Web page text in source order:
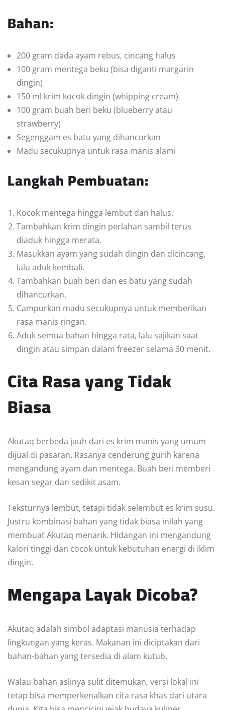
Bahan:
200 gram dada ayam rebus, cincang halus
100 gram mentega beku (bisa diganti margarin
dingin)
150 ml krim kocok dingin (whipping cream)
100 gram buah beri beku (blueberry atau
strawberry)
Segenggam es batu yang dihancurkan
Madu secukupnya untuk rasa manis alami
Langkah Pembuatan:
Kocok mentega hingga lembut dan halus.
Tambahkan krim dingin perlahan sambil terus
diaduk hingga merata.
Masukkan ayam yang sudah dingin dan dicincang,
lalu aduk kembali.
Tambahkan buah beri dan es batu yang sudah
dihancurkan.
Campurkan madu secukupnya untuk memberikan
rasa manis ringan.
Aduk semua bahan hingga rata, lalu sajikan saat
dingin atau simpan dalam freezer selama 30 menit.
Cita Rasa yang Tidak
Biasa
Akutaq berbeda jauh dari es krim manis yang umum
dijual di pasaran. Rasanya cenderung gurih karena
mengandung ayam dan mentega. Buah beri memberi
kesan segar dan sedikit asam.
Teksturnya lembut, tetapi tidak selembut es krim susu.
Justru kombinasi bahan yang tidak biasa inilah yang
membuat Akutaq menarik. Hidangan ini mengandung
kalori tinggi dan cocok untuk kebutuhan energi di iklim
dingin.
Mengapa Layak Dicoba?
Akutaq adalah simbol adaptasi manusia terhadap
lingkungan yang keras. Makanan ini diciptakan dari
bahan-bahan yang tersedia di alam kutub.
Walau bahan aslinya sulit ditemukan, versi lokal ini
tetap bisa memperkenalkan cita rasa khas dari utara